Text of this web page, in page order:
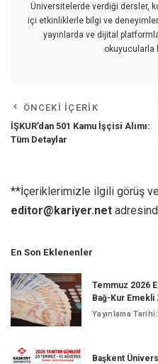
Üniversitelerde verdiği dersler,
içi etkinliklerle bilgi ve
yayınlarda ve dijital
okuyucularla
ÖNCEKI İÇERIK
İŞKUR’dan 501 Kamu İşçisi Alımı:
Tüm Detaylar
**İçeriklerimizle ilgili görüş
editor@kariyer.net
En Son Eklenenler
Temmuz 2026
Bağ-Kur Emekli
Yayınlama
Başkent